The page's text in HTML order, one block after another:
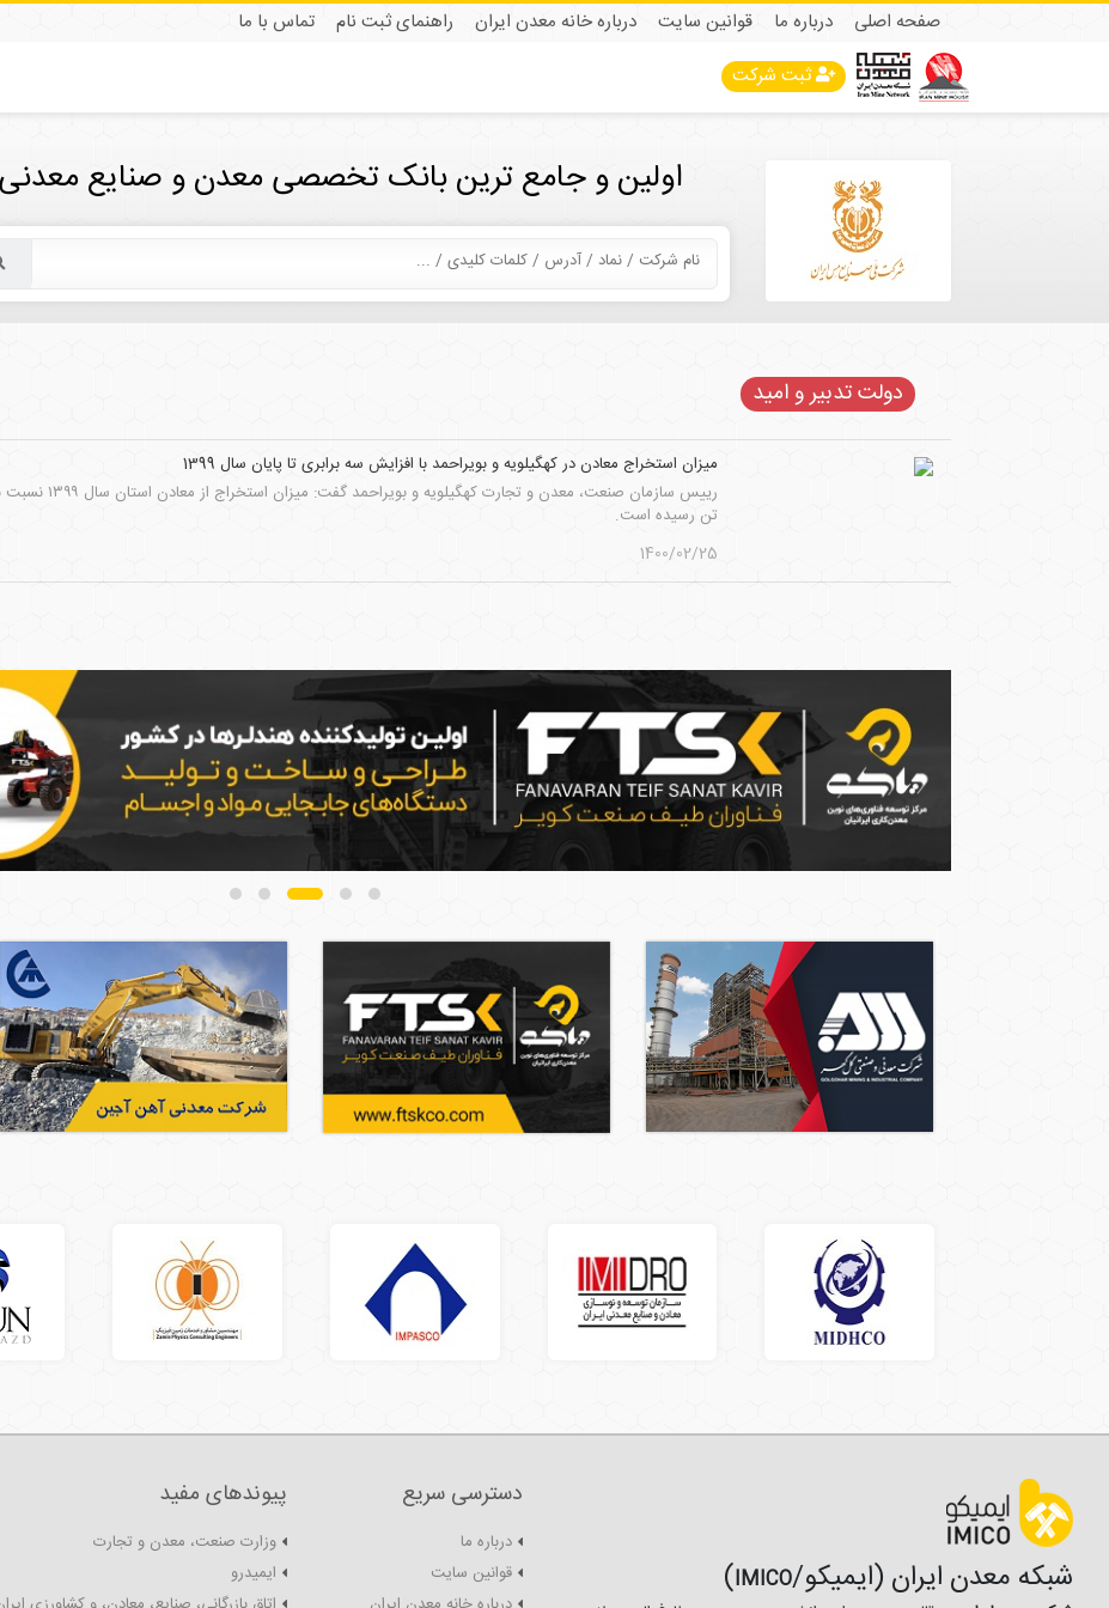
صفحه اصلی درباره ما قوانین سایت درباره خانه معدن ایران راهنمای ثبت نام تماس با ما
ثبت شرکت
اولین و جامع ترین بانک تخصصی معدن و صنایع معدنی
دولت تدبیر و امید
میزان استخراج معادن در کهگیلویه و بویراحمد با افزایش سه برابری تا پایان سال 1399
تن رسیده است.
1400/02/25
شبکه معدن ایران (ایمیکو/IMICO
)
دسترسی سریع
درباره ما
قوانین سایت
پیوندهای مفید
وزارت صنعت، معدن و تجارت
ایمیدرو